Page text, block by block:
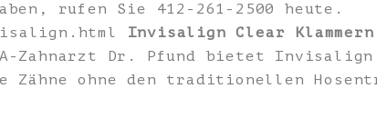
rufen Sie 412-261-2500 heute.
Invisalign Clear
Zahnarzt Dr. Pfund bietet
Zähne ohne den traditionellen